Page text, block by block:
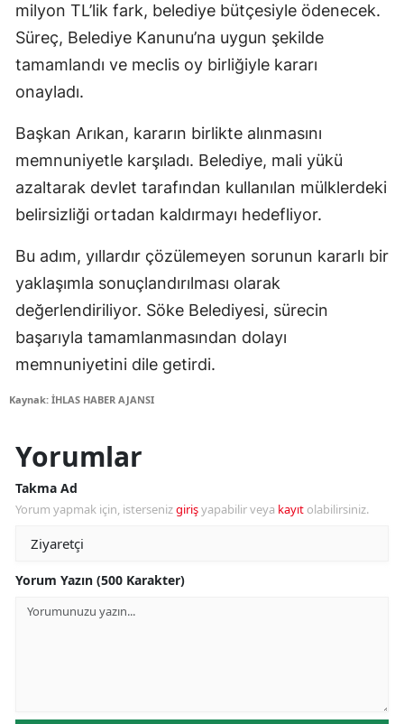
milyon TL’lik fark, belediye bütçesiyle ödenecek.
Süreç, Belediye Kanunu’na uygun şekilde
tamamlandı ve meclis oy birliğiyle kararı
onayladı.
Başkan Arıkan, kararın birlikte alınmasını
memnuniyetle karşıladı. Belediye, mali yükü
azaltarak devlet tarafından kullanılan mülklerdeki
belirsizliği ortadan kaldırmayı hedefliyor.
Bu adım, yıllardır çözülemeyen sorunun kararlı bir
yaklaşımla sonuçlandırılması olarak
değerlendiriliyor. Söke Belediyesi, sürecin
başarıyla tamamlanmasından dolayı
memnuniyetini dile getirdi.
Kaynak: İHLAS HABER AJANSI
Yorumlar
Takma Ad
Yorum yapmak için, istersenizgirişyapabilir veya kayıt olabilirsiniz.
Yorum Yazın (500 Karakter)